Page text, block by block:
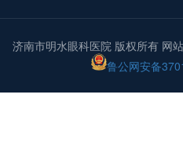
济南市明水眼科医院 版权所有 网
鲁公网安备